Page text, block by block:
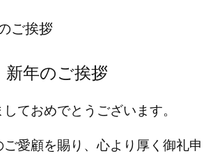
ご挨拶
新年のご挨拶
ておめでとうございます。
愛顧を賜り、心より厚く御礼申